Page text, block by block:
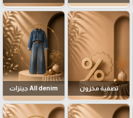
تصفية مخزون All denim جينزات